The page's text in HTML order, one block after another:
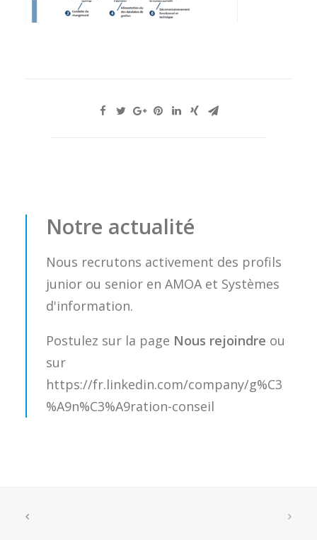
Notre actualité
Nous recrutons activement des profils
junior ou senior en AMOA et Systèmes
d'information.
Postulez sur la page Nous rejoindre ou
sur
https://fr.linkedin.com/company/g%C3
%A9n%C3%A9ration-conseil